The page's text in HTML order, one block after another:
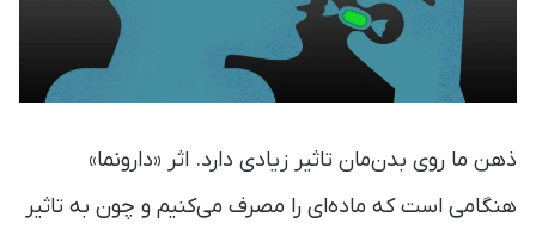
ذهن ما روی بدن‌مان تاثیر زیادی دارد. اثر «دارونما»
هنگامی است که ماده‌ای را مصرف می‌کنیم و چون به تاثیر